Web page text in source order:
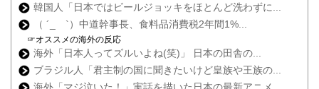
韓国人「日本ではビールジョッキをほとんど洗わずに...
（ ´_ゝ`）中道幹事長、食料品消費税2年間1%...
☞オススメの海外の反応
海外「日本人ってズルいよね(笑)」 日本の田舎の...
ブラジル人「君主制の国に聞きたいけど皇族や王族の...